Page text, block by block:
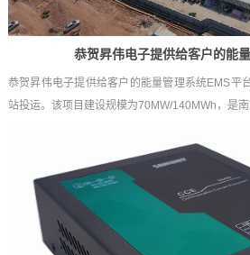
恭贺昇伟电子提供给客户的能
恭贺昇伟电子提供给客户的能量管理系统EMS平
站投运。该项目建设规模为70MW/140MWh，是